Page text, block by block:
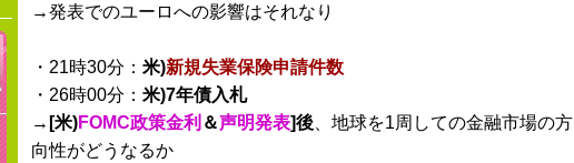
→発表でのユーロへの影響はそれなり
・21時30分： 米)新規失業保険申請件数
・26時00分： 米)7年債入札
→ [米)FOMC政策金利 ＆声明発表]後 、地球を1周しての金融市場の方
向性がどうなるか